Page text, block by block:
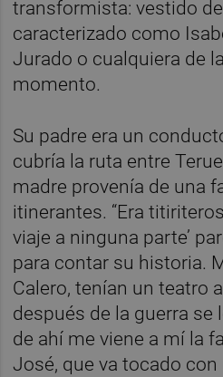
transformista: vestido
caracterizado como
Jurado o cualquiera de
momento.
Su padre era un
cubría la ruta entre
madre provenía de una
itinerantes. “Era titiriteros
viaje a ninguna parte’
para contar su historia.
Calero, tenían un teatro
después de la guerra se
de ahí me viene a mí la
José, que va tocado